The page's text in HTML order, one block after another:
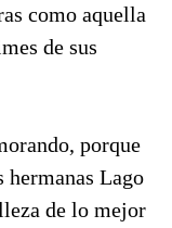
como aquella
de sus
porque
Lago
de lo mejor